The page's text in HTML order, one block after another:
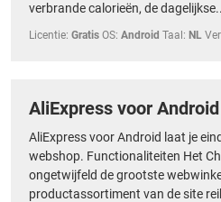
verbrande calorieën, de
Licentie: Gratis OS: Android Taal: NL
AliExpress voor Android
AliExpress voor Android laat je
webshop. Functionaliteiten Het
ongetwijfeld de grootste
productassortiment van de site